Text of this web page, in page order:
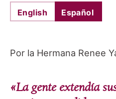
English Español
Por la Hermana Renee
«La gente extendía